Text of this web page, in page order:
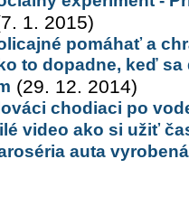
1. 2015)
pomáhať a
to dopadne, keď
(29. 12. 2014)
chodiaci po
video ako si užiť
auta